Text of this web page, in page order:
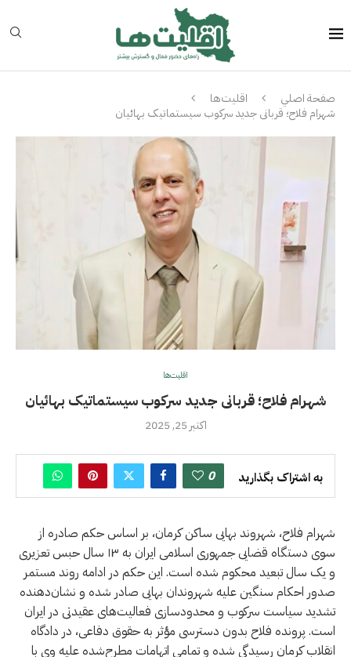
صفحة اصلي
اقلیت‌ها
شهرام فلاح؛ قربانی جدید سرکوب سیستماتیک بهائیان
اقلیت‌ها
شهرام فلاح؛ قربانی جدید سرکوب سیستماتیک بهائیان
اکتبر 25, 2025
به اشتراک بگذارید 0
شهرام فلاح، شهروند بهایی ساکن کرمان، بر اساس حکم صادره از
سوی دستگاه قضایی جمهوری اسلامی ایران به ۱۳ سال حبس تعزیری
و یک سال تبعید محکوم شده است. این حکم در ادامه روند مستمر
صدور احکام سنگین علیه شهروندان بهایی صادر شده و نشان‌دهنده
تشدید سیاست سرکوب و محدودسازی فعالیت‌های عقیدتی در ایران
است. پرونده فلاح بدون دسترسی مؤثر به حقوق دفاعی، در دادگاه
انقلاب کرمان رسیدگی شده و تمامی اتهامات مطرح‌شده علیه وی با